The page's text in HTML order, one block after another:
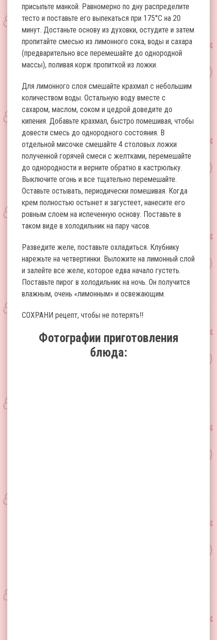
присыпьте манкой. Равномерно по дну распределите
тесто и поставьте его выпекаться при 175°C на 20
минут. Достаньте основу из духовки, остудите и затем
пропитайте смесью из лимонного сока, воды и сахара
(предварительно все перемешайте до однородной
массы), поливая корж пропиткой из ложки.
Для лимонного слоя смешайте крахмал с небольшим
количеством воды. Остальную воду вместе с
сахаром, маслом, соком и цедрой доведите до
кипения. Добавьте крахмал, быстро помешивая, чтобы
довести смесь до однородного состояния. В
отдельной мисочке смешайте 4 столовых ложки
полученной горячей смеси с желтками, перемешайте
до однородности и верните обратно в кастрюльку.
Выключите огонь и все тщательно перемешайте.
Оставьте остывать, периодически помешивая. Когда
крем полностью остынет и загустеет, нанесите его
ровным слоем на испеченную основу. Поставьте в
таком виде в холодильник на пару часов.
Разведите желе, поставьте охладиться. Клубнику
нарежьте на четвертинки. Выложите на лимонный слой
и залейте все желе, которое едва начало густеть.
Поставьте пирог в холодильник на ночь. Он получится
влажным, очень «лимонным» и освежающим.
СОХРАНИ рецепт, чтобы не потерять!!
Фотографии приготовления
блюда: